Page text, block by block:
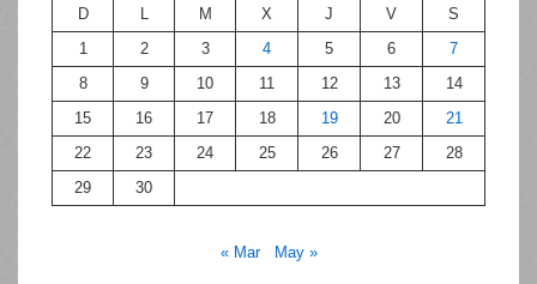
D
L M X J V
S
1
2 3 4 5 6
7
8
9 10 11 12 13
14
15
16 17 18 19 20
21
22
23 24 25 26 27
28
29
30
« Mar May »